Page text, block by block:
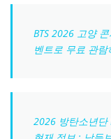
BTS 2026 고양
벤트로 무료 관람
2026 방탄소년단